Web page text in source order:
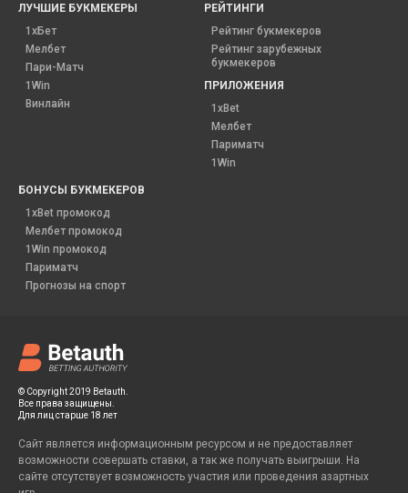
© Copyright 2019 Betauth.
Все права защищены.
Для лиц старше 18 лет
Сайт является информационным ресурсом и не предоставляет
возможности совершать ставки, а так же получать выигрыши. На
сайте отсутствует возможность участия или проведения азартных
ЛУЧШИЕ БУКМЕКЕРЫ
1хБет
Мелбет
Пари-Матч
1Win
Винлайн
РЕЙТИНГИ
Рейтинг букмекеров
Рейтинг зарубежных
букмекеров
ПРИЛОЖЕНИЯ
1xBet
Мелбет
Париматч
1Win
БОНУСЫ БУКМЕКЕРОВ
1xBet промокод
Мелбет промокод
1Win промокод
Париматч
Прогнозы на спорт